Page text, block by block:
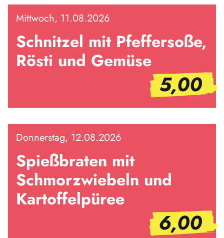
Mittwoch, 11.08.2026
Schnitzel mit Pfeffersoße,
Rösti und Gemüse
5,00
Donnerstag, 12.08.2026
Spießbraten mit
Schmorzwiebeln und
Kartoffelpüree
6,00